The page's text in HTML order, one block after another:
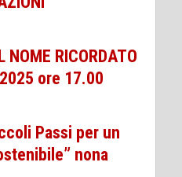
NOME RICORDATO
ore 17.00
Passi per un
nona